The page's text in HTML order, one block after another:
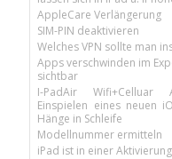
AppleCare Verlängerung
SIM-PIN deaktivieren
Welches VPN sollte man
Apps verschwinden im
sichtbar
I-PadAir Wifi+Celluar
Einspielen eines neuen
Hänge in Schleife
Modellnummer ermitteln
iPad ist in einer